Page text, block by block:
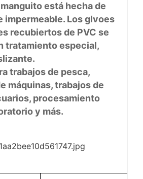
está hecha de
impermeable. Los glvoes
recubiertos de PVC se
tratamiento especial,
trabajos de pesca,
máquinas, trabajos de
procesamiento
y más.